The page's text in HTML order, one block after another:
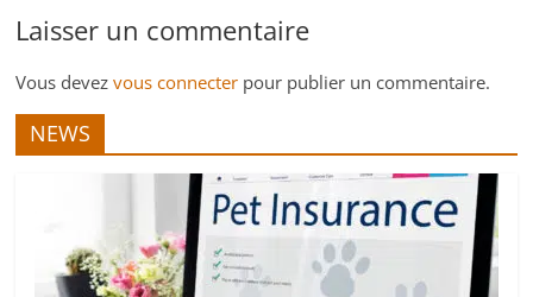
Laisser un commentaire
Vous devezvous connecter pour publier un commentaire.
NEWS